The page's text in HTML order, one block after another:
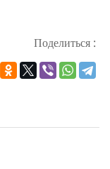
Поделиться :